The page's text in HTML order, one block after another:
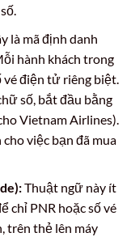
là mã định danh
hành khách trong
vé điện tử riêng biệt.
số, bắt đầu bằng
Vietnam Airlines).
việc bạn đã mua
Thuật ngữ này ít
chỉ PNR hoặc số vé
trên thẻ lên máy